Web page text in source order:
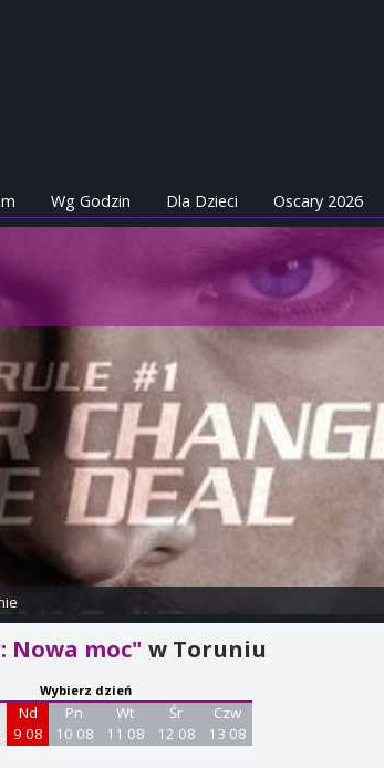
Wg Godzin Dla Dzieci Oscary 2026
Nowa moc"w Toruniu
Wybierz dzień
Nd
9 08
Pn
10 08
Wt
11 08
Śr
12 08
Czw
13 08